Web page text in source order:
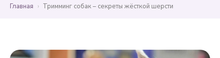
Главная › Тримминг собак – секреты жёсткой шерсти